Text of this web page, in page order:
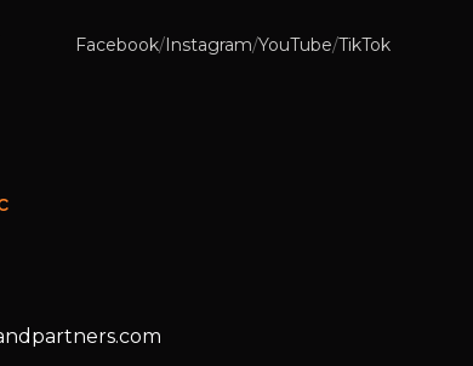
Facebook/Instagram/YouTube/TikTok